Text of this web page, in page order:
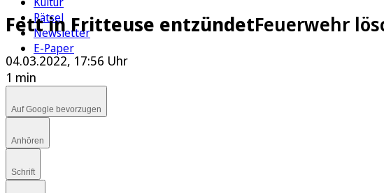
Rätsel
Newsletter
E-Paper
Fett in Fritteuse entzündetFeuerwehr
04.03.2022, 17:56 Uhr
1 min
Auf Google bevorzugen
Anhören
Schrift